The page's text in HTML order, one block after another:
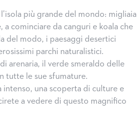
più grande del mondo: migliaia
cominciare da canguri e koala che
del modo, i paesaggi desertici
parchi naturalistici.
arenaria, il verde smeraldo delle
tutte le sue sfumature.
intenso, una scoperta di culture e
a vedere di questo magnifico